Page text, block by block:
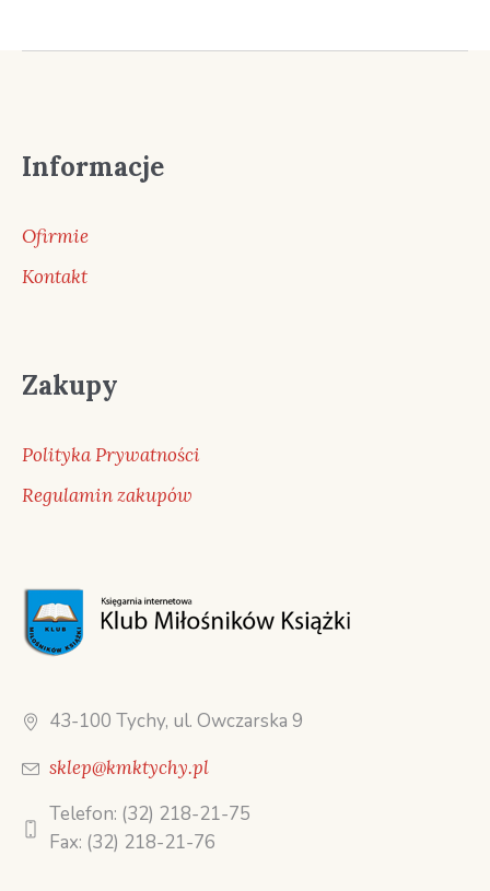
Informacje
Ofirmie
Kontakt
Zakupy
Polityka Prywatności
Regulamin zakupów
43-100 Tychy, ul. Owczarska 9
sklep@kmktychy.pl
Telefon: (32) 218-21-75
Fax: (32) 218-21-76